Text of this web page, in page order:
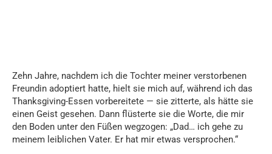
Zehn Jahre, nachdem ich die Tochter meiner verstorbenen
Freundin adoptiert hatte, hielt sie mich auf, während ich das
Thanksgiving-Essen vorbereitete — sie zitterte, als hätte sie
einen Geist gesehen. Dann flüsterte sie die Worte, die mir
den Boden unter den Füßen wegzogen: „Dad… ich gehe zu
meinem leiblichen Vater. Er hat mir etwas versprochen.“